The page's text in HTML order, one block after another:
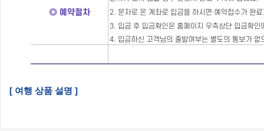
[ 여행 상품 설명 ]